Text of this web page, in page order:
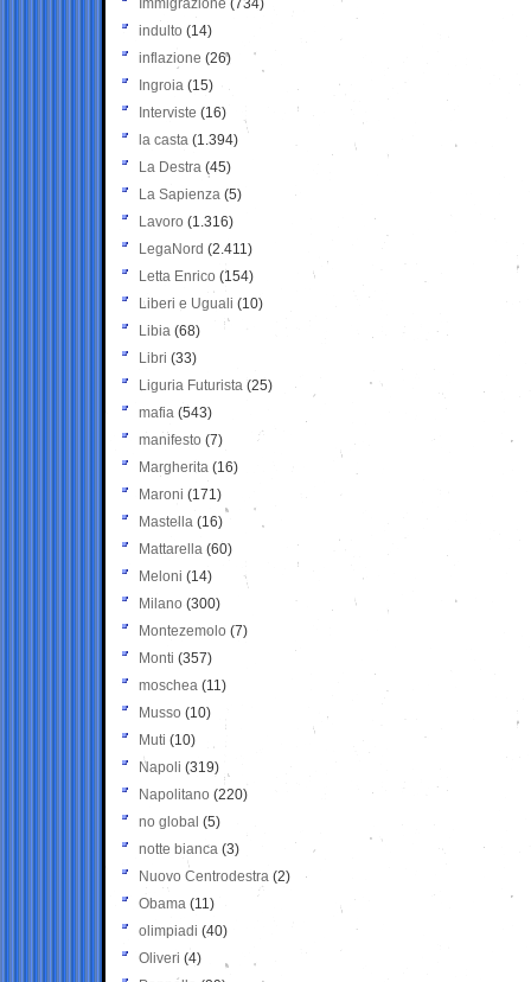
Immigrazione (734)
indulto (14)
inflazione (26)
Ingroia (15)
Interviste (16)
la casta (1.394)
La Destra (45)
La Sapienza (5)
Lavoro (1.316)
LegaNord (2.411)
Letta Enrico (154)
Liberi e Uguali (10)
Libia (68)
Libri (33)
Liguria Futurista (25)
mafia (543)
manifesto (7)
Margherita (16)
Maroni (171)
Mastella (16)
Mattarella (60)
Meloni (14)
Milano (300)
Montezemolo (7)
Monti (357)
moschea (11)
Musso (10)
Muti (10)
Napoli (319)
Napolitano (220)
no global (5)
notte bianca (3)
Nuovo Centrodestra (2)
Obama (11)
olimpiadi (40)
Oliveri (4)